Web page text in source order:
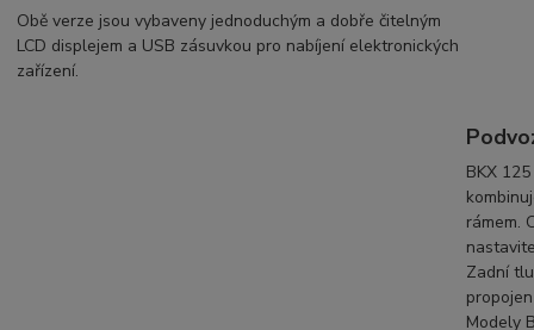
Obě verze jsou vybaveny jednoduchým a dobře čitelným
LCD displejem a USB zásuvkou pro nabíjení elektronických
zařízení.
BKX
rámem.
Zadní
Modely